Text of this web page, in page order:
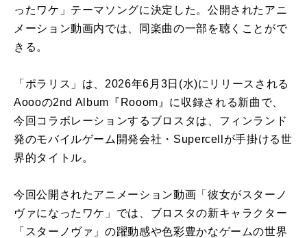
ったワケ」テーマソングに決定した。公開されたアニ
メーション動画内では、同楽曲の一部を聴くことがで
きる。
「ポラリス」は、2026年6月3日(水)にリリースされる
Aoooの2nd Album『Rooom』に収録される新曲で、
今回コラボレーションするブロスタは、フィンランド
発のモバイルゲーム開発会社・Supercellが手掛ける世
界的タイトル。
今回公開されたアニメーション動画「彼女がスターノ
ヴァになったワケ」では、ブロスタの新キャラクター
「スターノヴァ」の躍動感や色彩豊かなゲームの世界